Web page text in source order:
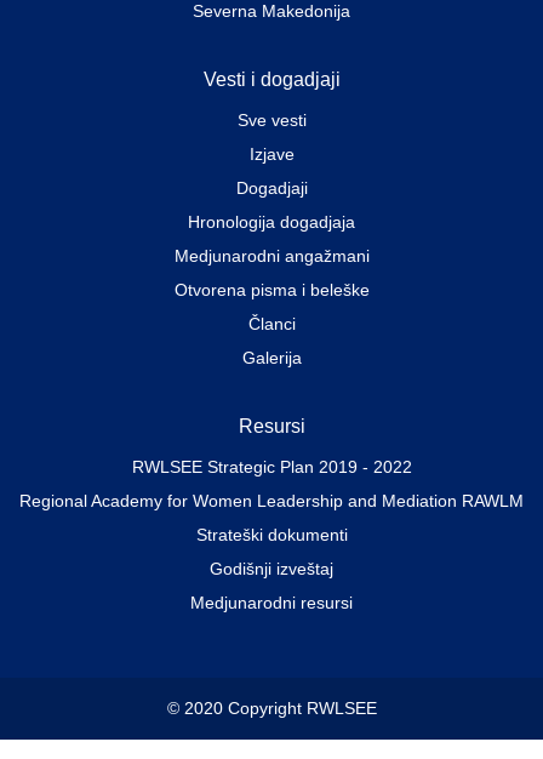
Severna Makedonija
Vesti i dogadjaji
Sve vesti
Izjave
Dogadjaji
Hronologija dogadjaja
Medjunarodni angažmani
Otvorena pisma i beleške
Članci
Galerija
Resursi
RWLSEE Strategic Plan 2019 - 2022
Regional Academy for Women Leadership and Mediation RAWLM
Strateški dokumenti
Godišnji izveštaj
Medjunarodni resursi
© 2020 Copyright RWLSEE